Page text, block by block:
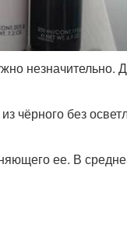
незначительно.
без
ее. В